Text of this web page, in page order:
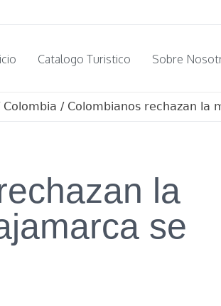
Catalogo Turistico Sobre
Colombia / Colombianos rechazan la
la
se